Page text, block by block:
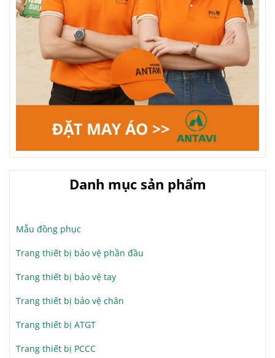
Danh mục sản phẩm
Mẫu đồng phục
Trang thiết bị bảo vệ phần đầu
Trang thiết bị bảo vệ tay
Trang thiết bị bảo vệ chân
Trang thiết bị ATGT
Trang thiết bị PCCC